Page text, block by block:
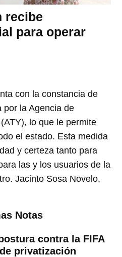
recibe
para operar
con la constancia de
por la Agencia de
lo que le permite
el estado. Esta medida
y certeza tanto para
las y los usuarios de la
Jacinto Sosa Novelo,
Notas
contra la FIFA
privatización